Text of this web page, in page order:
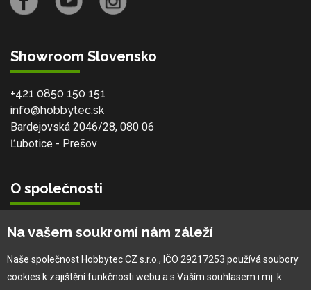
Showroom Slovensko
+421 0850 150 151
info@hobbytec.sk
Bardejovská 2046/28, 080 06
Ľubotice - Prešov
O společnosti
Vlastní výroba
Náš tým
O nás
Na vašem soukromí nám záleží
Naše společnost Hobbytec CZ s.r.o., IČO 29217253 používá soubory
cookies k zajištění funkčnosti webu a s Vaším souhlasem i mj. k